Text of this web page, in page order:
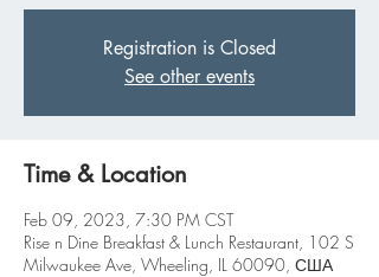
Registration is Closed
See other events
Time & Location
Feb 09, 2023, 7:30 PM CST
Rise n Dine Breakfast & Lunch Restaurant, 102 S
Milwaukee Ave, Wheeling, IL 60090, США